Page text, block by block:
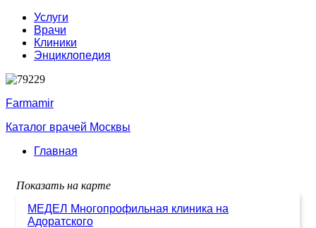
Услуги
Врачи
Клиники
Энциклопедия
Farmamir
Каталог врачей Москвы
Главная
Показать на карте
МЕДЕЛ Многопрофильная клиника на
Адоратского